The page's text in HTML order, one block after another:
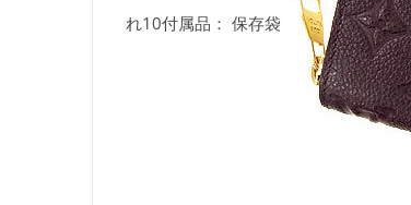
れ10付属品： 保存袋